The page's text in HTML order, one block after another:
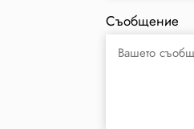
Съобщение